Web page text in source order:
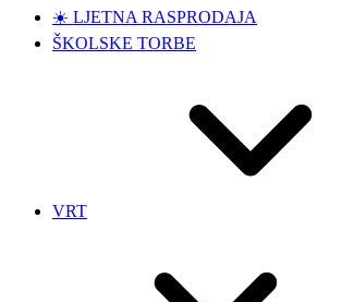
☀️ LJETNA RASPRODAJA
ŠKOLSKE TORBE
VRT